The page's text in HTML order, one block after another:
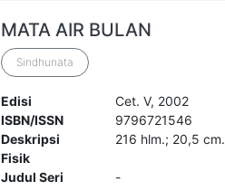
MATA AIR BULAN
Sindhunata
Edisi
Cet. V, 2002
ISBN/ISSN
9796721546
Deskripsi
Fisik
216 hlm.; 20,5 cm.
Judul Seri
-